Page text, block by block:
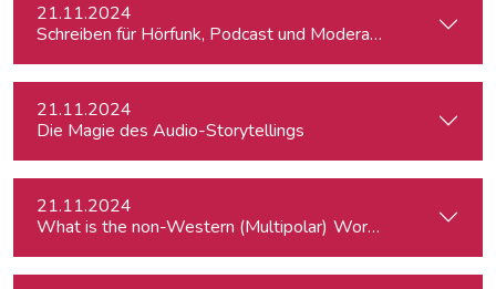
21.11.2024
Schreiben für Hörfunk, Podcast und Moderation
21.11.2024
Die Magie des Audio-Storytellings
21.11.2024
What is